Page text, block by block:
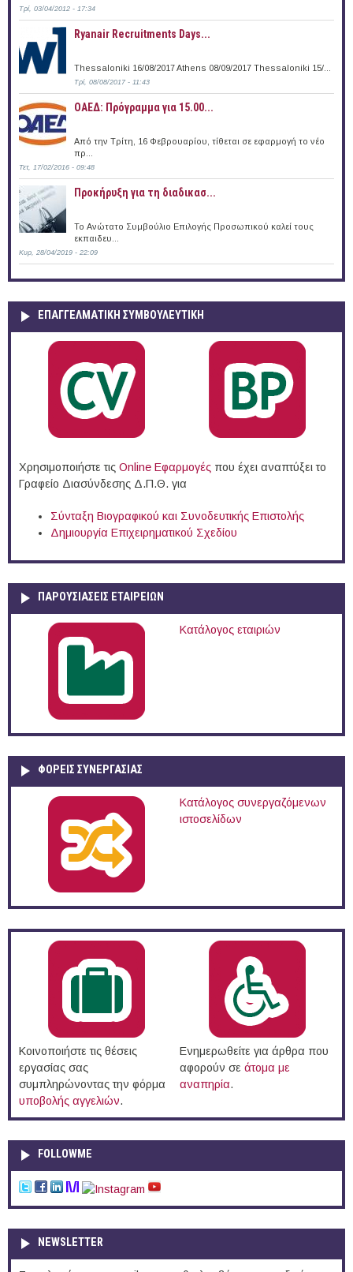
Τρί, 03/04/2012 - 17:34
Ryanair Recruitments Days...
Thessaloniki 16/08/2017 Athens 08/09/2017 Thessaloniki 15/...
Τρί, 08/08/2017 - 11:43
ΟΑΕΔ: Πρόγραμμα για 15.00...
Από την Τρίτη, 16 Φεβρουαρίου, τίθεται σε εφαρμογή το νέο
πρ...
Τετ, 17/02/2016 - 09:48
Προκήρυξη για τη διαδικασ...
Το Ανώτατο Συμβούλιο Επιλογής Προσωπικού καλεί τους
εκπαιδευ...
Κυρ, 28/04/2019 - 22:09
ΕΠΑΓΓΕΛΜΑΤΙΚΉ ΣΥΜΒΟΥΛΕΥΤΙΚΉ
Χρησιμοποιήστε τις Online Eφαρμογές που έχει αναπτύξει το
Γραφείο Διασύνδεσης Δ.Π.Θ. για
Σύνταξη Βιογραφικού και Συνοδευτικής Επιστολής
Δημιουργία Επιχειρηματικού Σχεδίου
ΠΑΡΟΥΣΙΆΣΕΙΣ ΕΤΑΙΡΕΙΏΝ
Κατάλογος εταιριών
ΦΟΡΕΙΣ ΣΥΝΕΡΓΑΣΙΑΣ
Κατάλογος συνεργαζόμενων
ιστοσελίδων
Κοινοποιήστε τις θέσεις
εργασίας σας
συμπληρώνοντας την φόρμα
υποβολής αγγελιών.
Ενημερωθείτε για άρθρα που
αφορούν σε άτομα με
αναπηρία.
FOLLOWME
NEWSLETTER